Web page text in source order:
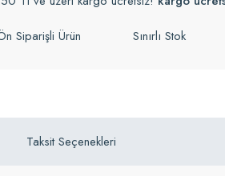
Siparişli Ürün
Sınırlı Stok
Taksit Seçenekleri